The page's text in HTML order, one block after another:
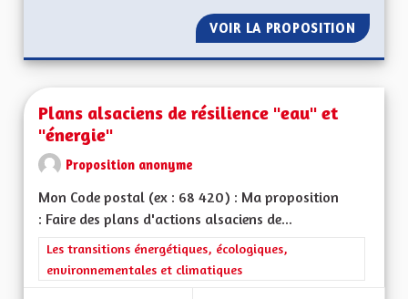
VOIR LA PROPOSITION
Plans alsaciens de résilience "eau" et
"énergie"
Proposition anonyme
Mon Code postal (ex : 68 420) : Ma proposition
: Faire des plans d'actions alsaciens de...
Filtrer les résultats de la catégorie : Les transitions
Les transitions énergétiques, écologiques,
environnementales et climatiques